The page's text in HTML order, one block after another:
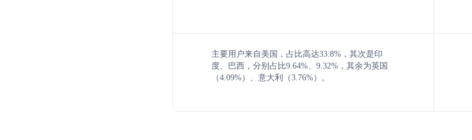
主要用户来自美国，占比高达33.8%，其次是印
度、巴西，分别占比9.64%、9.32%，其余为英国
（4.09%）、意大利（3.76%）。